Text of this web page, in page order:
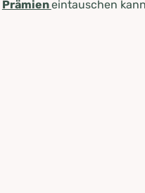
Prämieneintauschen